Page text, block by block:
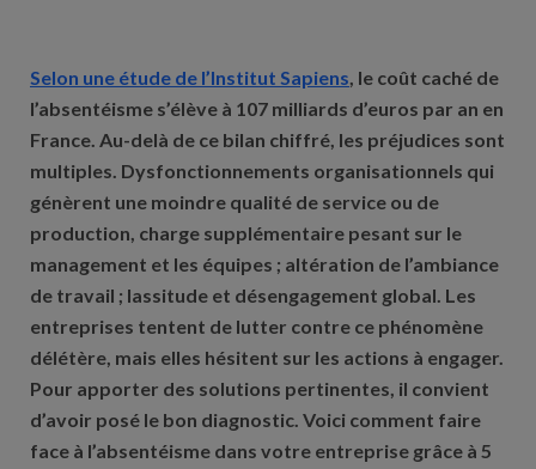
Selon une étude de l’Institut Sapiens, le coût caché de
l’absentéisme s’élève à 107 milliards d’euros par an en
France. Au-delà de ce bilan chiffré, les préjudices sont
multiples. Dysfonctionnements organisationnels qui
génèrent une moindre qualité de service ou de
production, charge supplémentaire pesant sur le
management et les équipes ; altération de l’ambiance
de travail ; lassitude et désengagement global. Les
entreprises tentent de lutter contre ce phénomène
délétère, mais elles hésitent sur les actions à engager.
Pour apporter des solutions pertinentes, il convient
d’avoir posé le bon diagnostic. Voici comment faire
face à l’absentéisme dans votre entreprise grâce à 5